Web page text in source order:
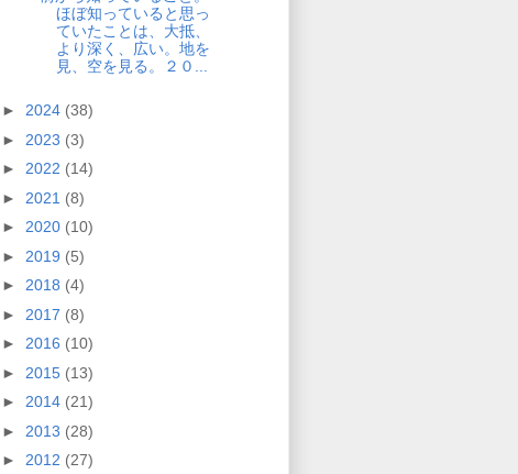
ほぼ知っていると思っ
ていたことは、大抵、
より深く、広い。地を
見、空を見る。２０...
► 2024 (38)
► 2023 (3)
► 2022 (14)
► 2021 (8)
► 2020 (10)
► 2019 (5)
► 2018 (4)
► 2017 (8)
► 2016 (10)
► 2015 (13)
► 2014 (21)
► 2013 (28)
► 2012 (27)